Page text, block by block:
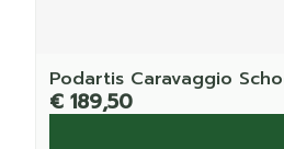
Podartis Caravaggio
€ 189,50